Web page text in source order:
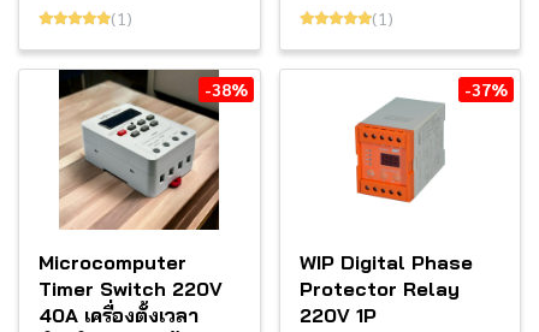
(1) (1)
-38%
Microcomputer
Timer Switch 220V
40A เครื่องตั้งเวลา
-37%
WIP Digital Phase
Protector Relay
220V 1P